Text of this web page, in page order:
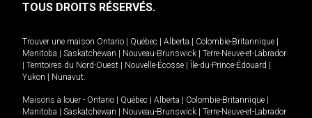
TOUS DROITS RÉSERVÉS.
Trouver une maison Ontario Québec Alberta Colombie-Britannique
Manitoba
Saskatchewan Nouveau-Brunswick
Terre-Neuve-et-Labrador
Territoires du Nord-Ouest Nouvelle-Écosse Île-du-Prince-Édouard
Yukon
Nunavut.
Maisons à louer - Ontario Québec Alberta Colombie-Britannique
Manitoba
Saskatchewan Nouveau-Brunswick
Terre-Neuve-et-Labrador